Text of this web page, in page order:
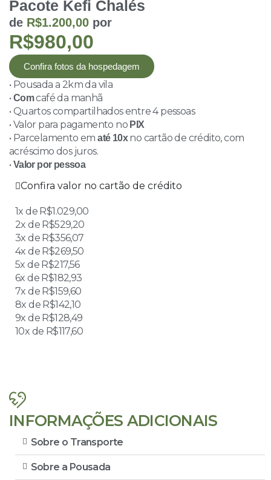
Pacote Kefi Chalés
de R$1.200,00 por
R$980,00
Confira fotos da hospedagem
• Pousada a 2km da vila
• Comcafé da manhã
• Quartos compartilhados entre 4 pessoas
• Valor para pagamento no PIX
• Parcelamento ematé 10xno cartão de crédito, com
acréscimo dos juros.
• Valor por pessoa
Confira valor no cartão de crédito
1x de R$1.029,00
2x de R$529,20
3x de R$356,07
4x de R$269,50
5x de R$217,56
6x de R$182,93
7x de R$159,60
8x de R$142,10
9x de R$128,49
10x de R$117,60
INFORMAÇÕES ADICIONAIS
Sobre o Transporte
Sobre a Pousada